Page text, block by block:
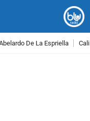
De La Espriella Cali